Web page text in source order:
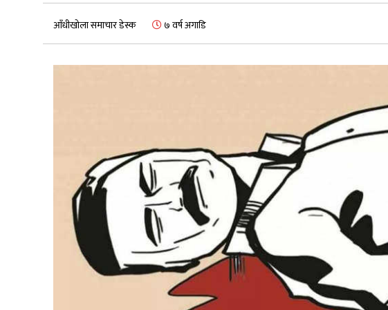
आँधीखोला समाचार डेस्क ७ वर्ष अगाडि